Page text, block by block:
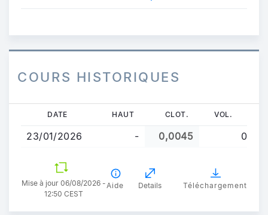
COURS HISTORIQUES
contenu
DATE HAUT CLOT. VOL.
23/01/2026 - 0,0045 0
Mise à jour 06/08/2026 -
12:50 CEST
Aide Details Téléchargement